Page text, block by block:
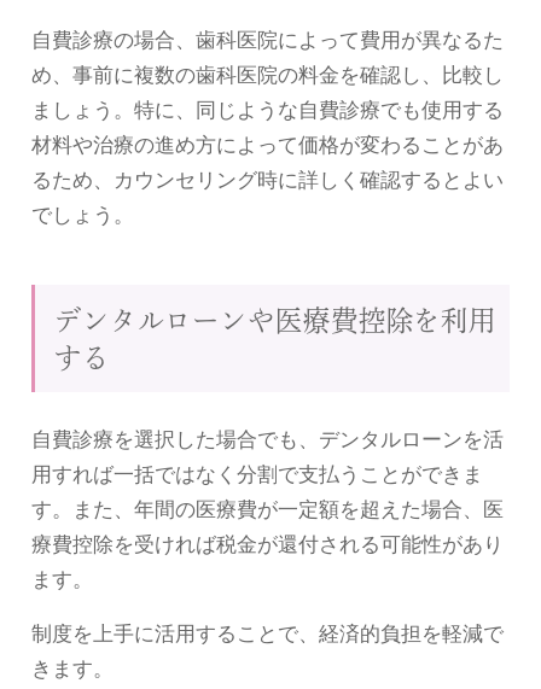
自費診療の場合、歯科医院によって費用が異なるた
め、事前に複数の歯科医院の料金を確認し、比較し
ましょう。特に、同じような自費診療でも使用する
材料や治療の進め方によって価格が変わることがあ
るため、カウンセリング時に詳しく確認するとよい
でしょう。
デンタルローンや医療費控除を利用
する
自費診療を選択した場合でも、デンタルローンを活
用すれば一括ではなく分割で支払うことができま
す。また、年間の医療費が一定額を超えた場合、医
療費控除を受ければ税金が還付される可能性があり
ます。
制度を上手に活用することで、経済的負担を軽減で
きます。